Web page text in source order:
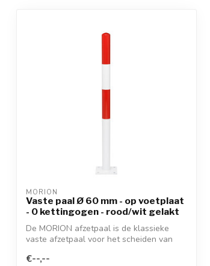
MORION
Vaste paal Ø 60 mm - op voetplaat
- 0 kettingogen - rood/wit gelakt
De MORION afzetpaal is de klassieke
vaste afzetpaal voor het scheiden van
€--,--